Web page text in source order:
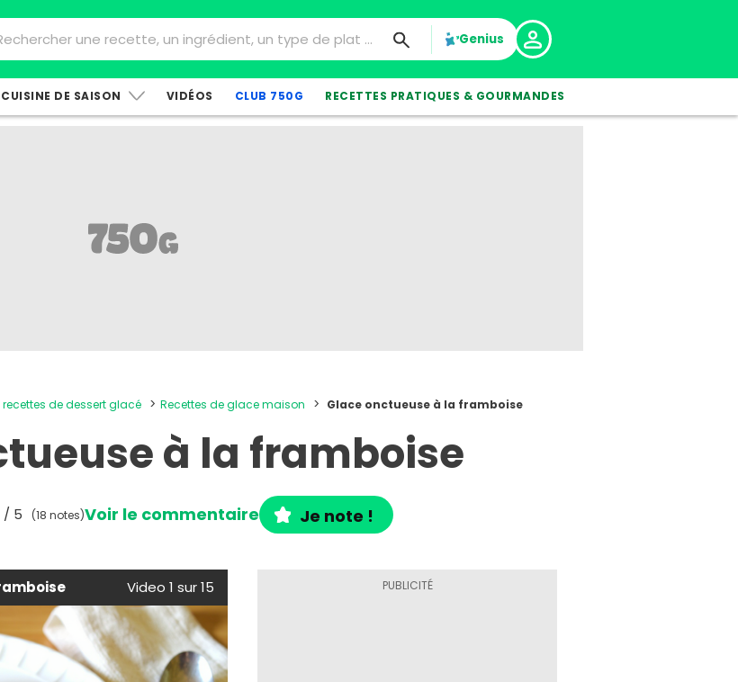
Genius
CUISINE DE SAISON VIDÉOS CLUB 750G RECETTES PRATIQUES & GOURMANDES
recettes de dessert glacé Recettes de glace maison Glace onctueuse à la framboise
à la framboise
/ 5 (18 notes)Voir le commentaire Je note !
Video 1 sur 15